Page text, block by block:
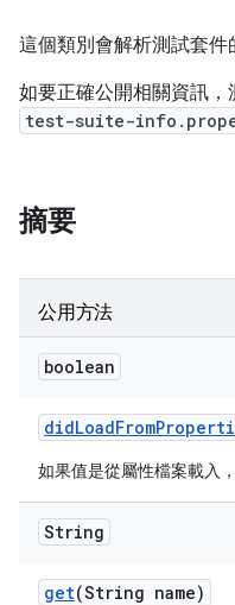
這個類別會解析測試套件
如要正確公開相關資訊，
test-suite-
摘要
公用方法
boolean
didLoadFrom
如果值是從屬性檔案載入
String
get(String name)